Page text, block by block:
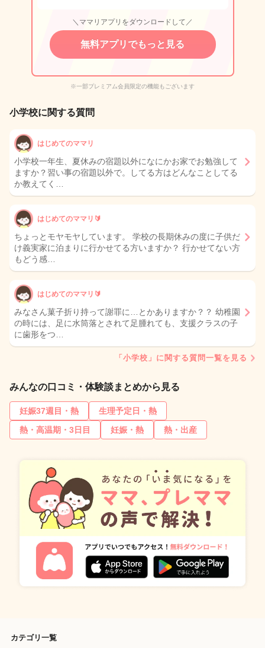
＼ママリアプリをダウンロードして／
無料アプリでもっと見る
※一部プレミアム会員限定の機能もございます
小学校に関する質問
はじめてのママリ
小学校一年生、夏休みの宿題以外になにかお家でお勉強して
ますか？習い事の宿題以外で。してる方はどんなことしてる
か教えてく…
はじめてのママリ🔰
ちょっとモヤモヤしています。 学校の長期休みの度に子供だ
け義実家に泊まりに行かせてる方いますか？ 行かせてない方
もどう感…
はじめてのママリ🔰
みなさん菓子折り持って謝罪に…とかありますか？？ 幼稚園
の時には、足に水筒落とされて足腫れても、支援クラスの子
に歯形をつ…
「小学校」に関する質問一覧を見る
みんなの口コミ・体験談まとめから見る
妊娠37週目・熱
生理予定日・熱
熱・高温期・3日目
妊娠・熱 熱・出産
カテゴリ一覧